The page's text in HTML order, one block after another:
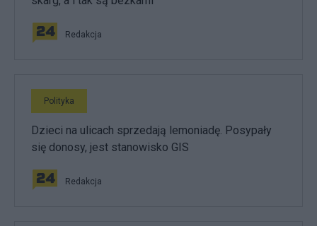
Redakcja
Polityka
Dzieci na ulicach sprzedają lemoniadę. Posypały
się donosy, jest stanowisko GIS
Redakcja